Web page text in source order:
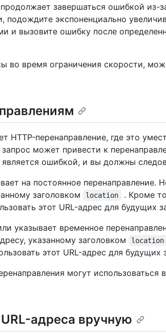
завершаться ошибкой из-
подождите экспоненциально
и вызовите ошибку после
во время ограничения скорости,
HTTP-перенаправление, где это
может привести к
является ошибкой, и вы должны
на постоянное перенаправление.
заголовком
location
. Кроме
этот URL-адрес для будущих
указывает временное
указанному заголовком
location
этот URL-адрес для будущих
могут использоваться
адреса вручную